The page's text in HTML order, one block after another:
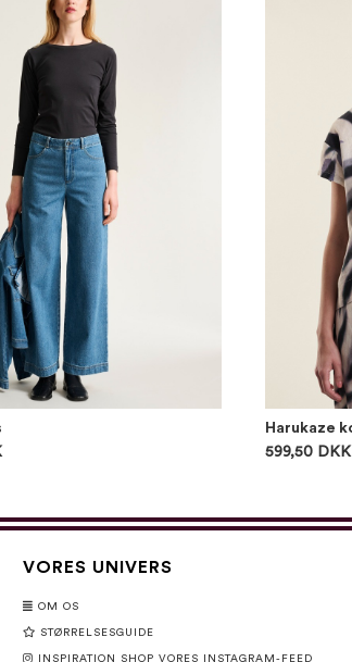
Harukaze
599,50 DKK
VORES UNIVERS
OM OS
STØRRELSESGUIDE
INSPIRATION SHOP VORES INSTAGRAM-FEED